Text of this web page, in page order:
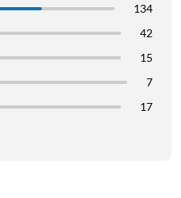
134
42
15
7
17